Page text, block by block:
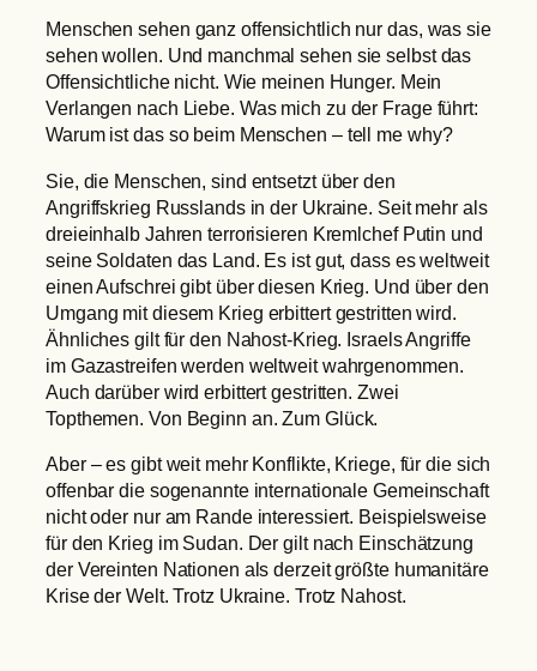
Menschen sehen ganz offensichtlich nur das, was sie
sehen wollen. Und manchmal sehen sie selbst das
Offensichtliche nicht. Wie meinen Hunger. Mein
Verlangen nach Liebe. Was mich zu der Frage führt:
Warum ist das so beim Menschen – tell me why?
Sie, die Menschen, sind entsetzt über den
Angriffskrieg Russlands in der Ukraine. Seit mehr als
dreieinhalb Jahren terrorisieren Kremlchef Putin und
seine Soldaten das Land. Es ist gut, dass es weltweit
einen Aufschrei gibt über diesen Krieg. Und über den
Umgang mit diesem Krieg erbittert gestritten wird.
Ähnliches gilt für den Nahost-Krieg. Israels Angriffe
im Gazastreifen werden weltweit wahrgenommen.
Auch darüber wird erbittert gestritten. Zwei
Topthemen. Von Beginn an. Zum Glück.
Aber – es gibt weit mehr Konflikte, Kriege, für die sich
offenbar die sogenannte internationale Gemeinschaft
nicht oder nur am Rande interessiert. Beispielsweise
für den Krieg im Sudan. Der gilt nach Einschätzung
der Vereinten Nationen als derzeit größte humanitäre
Krise der Welt. Trotz Ukraine. Trotz Nahost.